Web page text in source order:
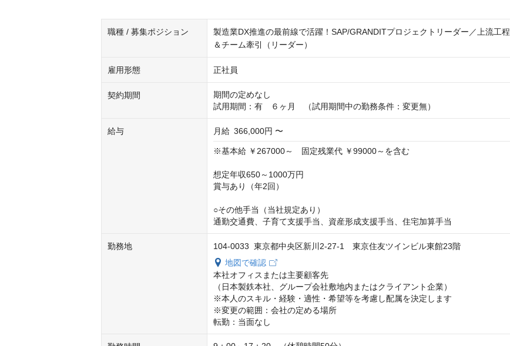
職種 / 募集ポジション
製造業DX推進の最前線で活躍！SAP/GRANDITプロジェクトリーダー／上流工程
＆チーム牽引（リーダー）
雇用形態 正社員
契約期間
期間の定めなし
試用期間：有　６ヶ月　（試用期間中の勤務条件：変更無）
給与 月給 366,000円 〜
※基本給 ￥267000～　固定残業代 ￥99000～を含む
想定年収650～1000万円
賞与あり（年2回）
○その他手当（当社規定あり）
通勤交通費、子育て支援手当、資産形成支援手当、住宅加算手当
勤務地
104-0033 東京都中央区新川2-27-1 東京住友ツインビル東館23階
地図で確認
本社オフィスまたは主要顧客先
（日本製鉄本社、グループ会社敷地内またはクライアント企業）
※本人のスキル・経験・適性・希望等を考慮し配属を決定します
※変更の範囲：会社の定める場所
転勤：当面なし